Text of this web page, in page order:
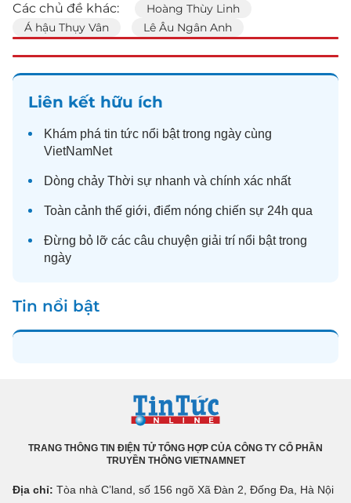
Các chủ đề khác:
Hoàng Thùy Linh
Á hậu Thụy Vân
Lê Âu Ngân Anh
Liên kết hữu ích
Khám phá tin tức nổi bật trong ngày cùng
VietNamNet
Dòng chảy Thời sự nhanh và chính xác nhất
Toàn cảnh thế giới, điểm nóng chiến sự 24h qua
Đừng bỏ lỡ các câu chuyện giải trí nổi bật trong
ngày
Tin nổi bật
TRANG THÔNG TIN ĐIỆN TỬ TỔNG HỢP CỦA CÔNG TY CỔ PHẦN
TRUYỀN THÔNG VIETNAMNET
Địa chỉ: Tòa nhà C’land, số 156 ngõ Xã Đàn 2, Đống Đa, Hà Nội